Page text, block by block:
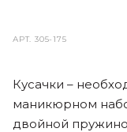
АРТ.305-175
Кусачки –
маникюрном
двойной